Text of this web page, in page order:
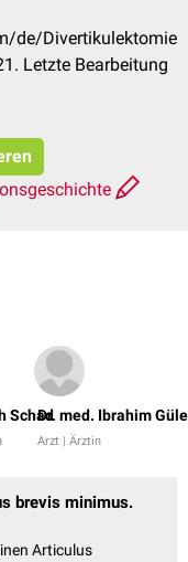
de/Divertikulektomie
Letzte Bearbeitung
SchadDr. med. Ibrahim
Arzt | Ärztin
brevis minimus.
Articulus